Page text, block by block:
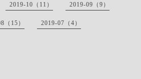
2019-10（11） 2019-09（9）
（15） 2019-07（4）